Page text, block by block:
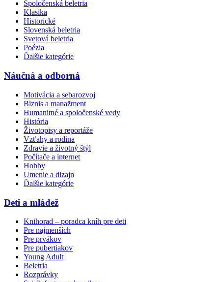
Spoločenská beletria
Klasika
Historické
Slovenská beletria
Svetová beletria
Poézia
Ďalšie kategórie
Náučná a odborná
Motivácia a sebarozvoj
Biznis a manažment
Humanitné a spoločenské vedy
História
Životopisy a reportáže
Vzťahy a rodina
Zdravie a životný štýl
Počítače a internet
Hobby
Umenie a dizajn
Ďalšie kategórie
Deti a mládež
Knihorad – poradca kníh pre deti
Pre najmenších
Pre prvákov
Pre pubertiakov
Young Adult
Beletria
Rozprávky